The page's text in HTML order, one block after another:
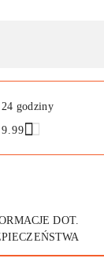
24 godziny
9.99
DOT.